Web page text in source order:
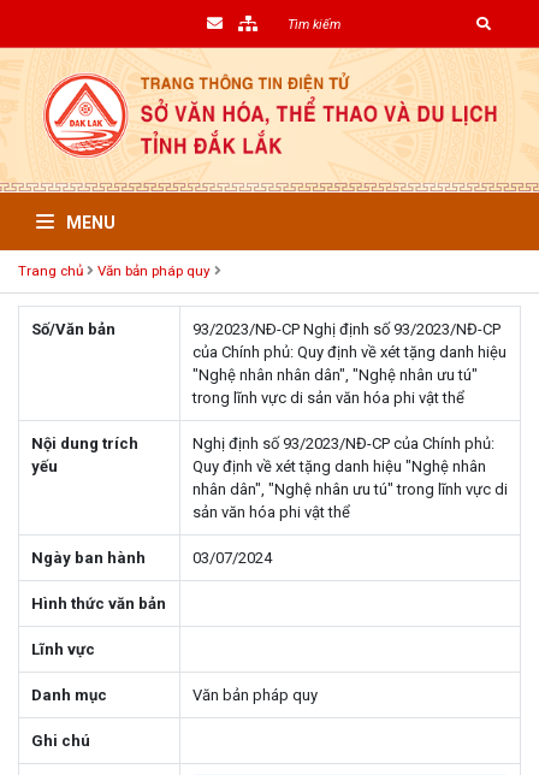
MENU
Trang chủ Văn bản pháp quy
Số/Văn bản
93/2023/NÐ-CP Nghị định số 93/2023/NĐ-CP
của Chính phủ: Quy định về xét tặng danh hiệu
"Nghệ nhân nhân dân", "Nghệ nhân ưu tú"
trong lĩnh vực di sản văn hóa phi vật thể
Nội dung trích
yếu
Nghị định số 93/2023/NĐ-CP của Chính phủ:
Quy định về xét tặng danh hiệu "Nghệ nhân
nhân dân", "Nghệ nhân ưu tú" trong lĩnh vực di
sản văn hóa phi vật thể
Ngày ban hành 03/07/2024
Hình thức văn bản
Lĩnh vực
Danh mục Văn bản pháp quy
Ghi chú